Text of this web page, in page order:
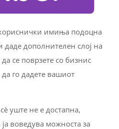
имиња подоцна
даде дополнителен слој на
се поврзете со бизнис
го дадете вашиот
уште не е достапна,
воведува можноста за